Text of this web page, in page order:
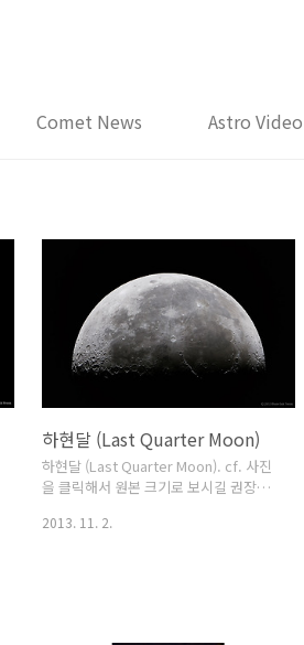
Comet News Astro Video
하현달 (Last Quarter Moon)
하현달 (Last Quarter Moon). cf. 사진
을 클릭해서 원본 크기로 보시길 권장합
Last Quarter MoonDate : 2013. 10.
2013. 11. 2.